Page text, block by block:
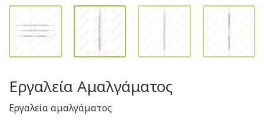
Εργαλεία Αμαλγάματος
Εργαλεία αμαλγάματος